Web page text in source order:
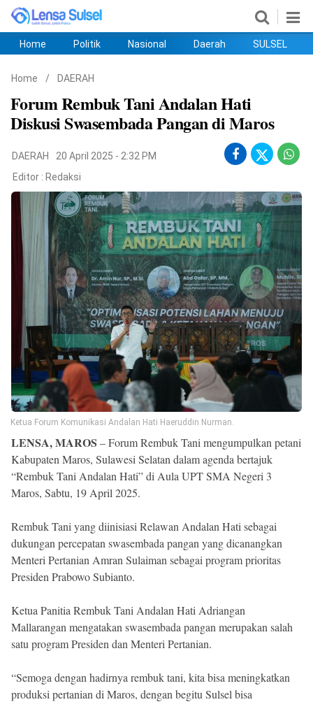
©
Copyright
lensasulsel.com
Home Politik Nasional Daerah SULSEL
Home / DAERAH
⁠Forum Rembuk Tani Andalan Hati
Diskusi Swasembada Pangan di Maros
DAERAH
20 April 2025 - 2:32 PM
Editor : Redaksi
Ketua Forum Komunikasi Andalan Hati Haeruddin Nurman.
LENSA, MAROS – Forum Rembuk Tani mengumpulkan petani
Kabupaten Maros, Sulawesi Selatan dalam agenda bertajuk
“Rembuk Tani Andalan Hati” di Aula UPT SMA Negeri 3
Maros, Sabtu, 19 April 2025.
Rembuk Tani yang diinisiasi Relawan Andalan Hati sebagai
dukungan percepatan swasembada pangan yang dicanangkan
Menteri Pertanian Amran Sulaiman sebagai program prioritas
Presiden Prabowo Subianto.
Ketua Panitia Rembuk Tani Andalan Hati Adriangan
Mallarangan mengatakan swasembada pangan merupakan salah
satu program Presiden dan Menteri Pertanian.
“Semoga dengan hadirnya rembuk tani, kita bisa meningkatkan
produksi pertanian di Maros, dengan begitu Sulsel bisa